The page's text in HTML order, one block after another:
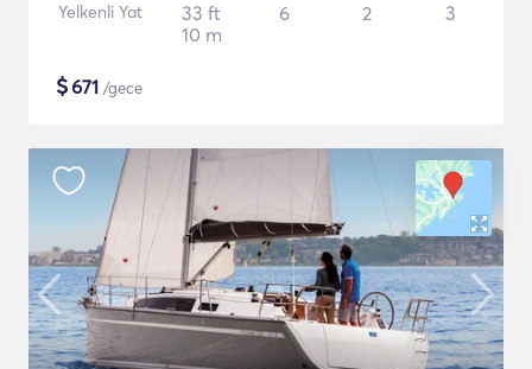
Yelkenli Yat
33 ft
10 m
6 2 3
$671 /gece